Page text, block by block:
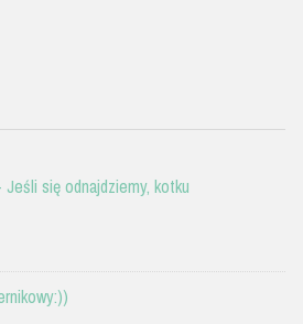
Jeśli się odnajdziemy, kotku